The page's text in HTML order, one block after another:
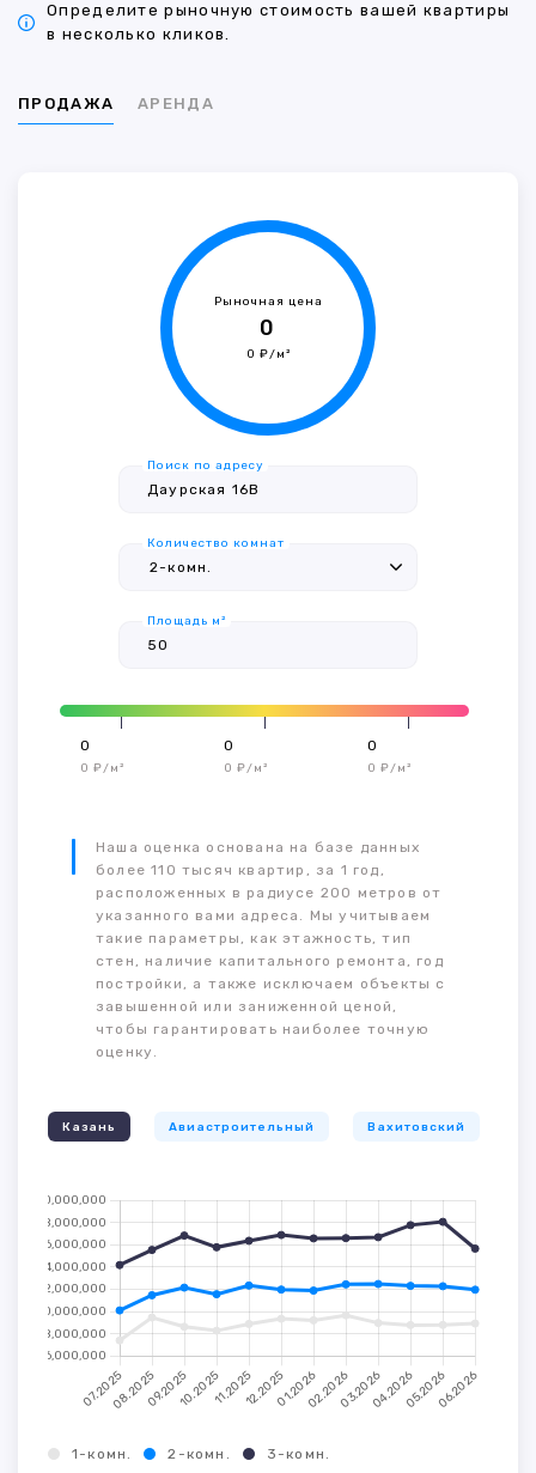
Определите рыночную стоимость вашей квартиры
в несколько кликов.
ПРОДАЖА АРЕНДА
Рыночная цена
0
0 ₽/м²
Поиск по адресу
Количество комнат
Площадь м²
0
0 ₽/м²
0
0 ₽/м²
0
0 ₽/м²
Наша оценка основана на базе данных
более 110 тысяч квартир, за 1 год,
расположенных в радиусе 200 метров от
указанного вами адреса. Мы учитываем
такие параметры, как этажность, тип
стен, наличие капитального ремонта, год
постройки, а также исключаем объекты с
завышенной или заниженной ценой,
чтобы гарантировать наиболее точную
оценку.
Казань Авиастроительный Вахитовский
1-комн. 2-комн. 3-комн.